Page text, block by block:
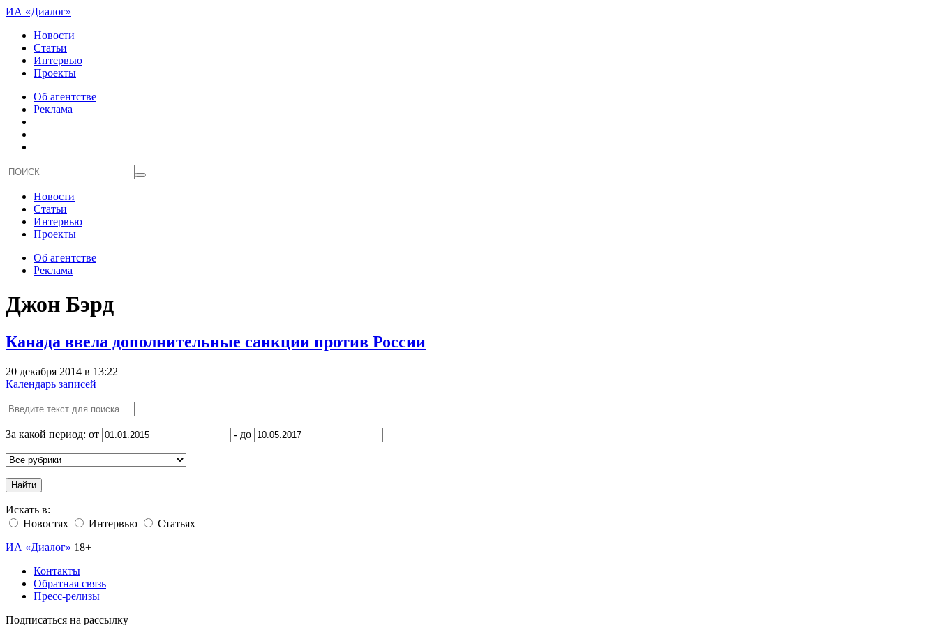
ИА «Диалог»
Новости
Статьи
Интервью
Проекты
Об агентстве
Реклама
Новости
Статьи
Интервью
Проекты
Об агентстве
Реклама
Джон Бэрд
Канада ввела дополнительные санкции против России
20 декабря 2014 в 13:22
Календарь записей
За какой период: от - до
Найти
Искать в:
Новостях
Интервью
Статьях
ИА «Диалог» 18+
Контакты
Обратная связь
Пресс-релизы
Подписаться на рассылку